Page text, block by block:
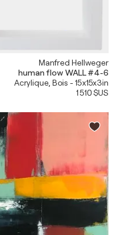
Manfred Hellweger
human flow WALL #4-6
Acrylique, Bois - 15x15x3in
1 510 $US